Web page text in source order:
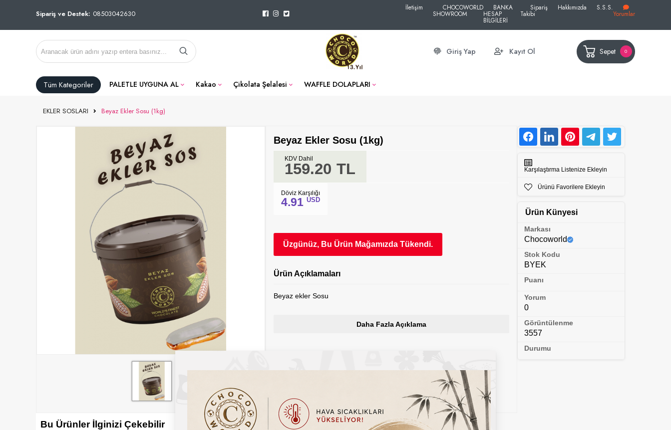
Sipariş ve Destek: 08503042630
İletişim CHOCOWORLD
SHOWROOM
BANKA
HESAP
BİLGİLERİ
Sipariş
Takibi
Hakkımızda S.S.S.
Yorumlar
Giriş Yap Kayıt Ol Sepet 0
Tüm Kategoriler PALETLE UYGUNA AL Kakao Çikolata Şelalesi WAFFLE DOLAPLARI
EKLER SOSLARI Beyaz Ekler Sosu (1kg)
Beyaz Ekler Sosu (1kg)
159.20 TL
KDV Dahil
Döviz Karşılığı
4.91 USD
Üzgünüz, Bu Ürün Mağamızda Tükendi.
Ürün Açıklamaları
Beyaz ekler Sosu
Daha Fazla Açıklama
Karşılaştırma Listenize Ekleyin
Ürünü Favorilere Ekleyin
Ürün Künyesi
Markası
Chocoworld
Stok Kodu
BYEK
Puanı
Yorum
0
Görüntülenme
3557
Durumu
Bu Ürünler İlginizi Çekebilir